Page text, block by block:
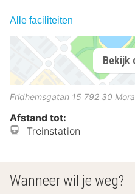
Alle faciliteiten
Bekijk
Fridhemsgatan 15 792 30 Mora
Afstand tot:
Treinstation
Wanneer wil je weg?